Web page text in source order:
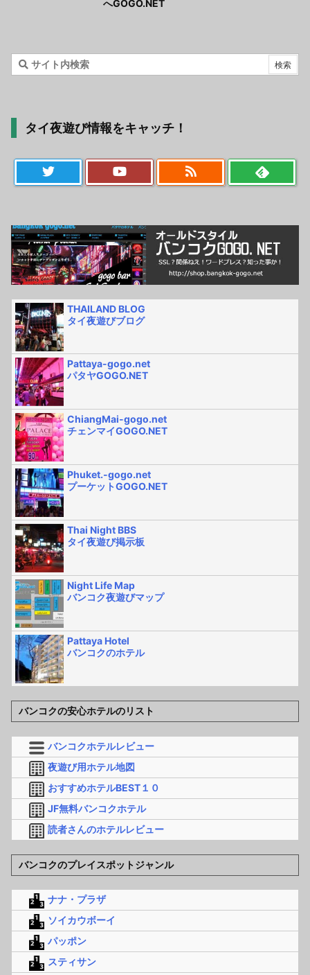
タイ夜遊び情報をキャッチ！
THAILAND BLOG
タイ夜遊びブログ
Pattaya-gogo.net
パタヤGOGO.NET
ChiangMai-gogo.net
チェンマイGOGO.NET
Phuket.-gogo.net
プーケットGOGO.NET
Thai Night BBS
タイ夜遊び掲示板
Night Life Map
バンコク夜遊びマップ
Pattaya Hotel
バンコクのホテル
バンコクの安心ホテルのリスト
バンコクホテルレビュー
夜遊び用ホテル地図
おすすめホテルBEST１０
JF無料バンコクホテル
読者さんのホテルレビュー
バンコクのプレイスポットジャンル
ナナ・プラザ
ソイカウボーイ
パッポン
スティサン